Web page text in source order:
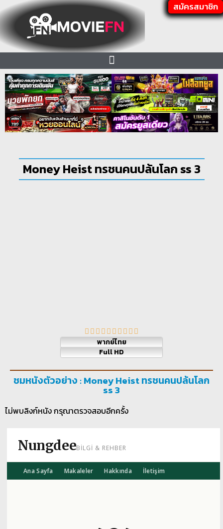
สมัครสมาชิก
Money Heist ทรชนคนปล้นโลก ss 3
พากย์ไทย
Full HD
ชมหนังตัวอย่าง : Money Heist ทรชนคนปล้นโลก
ss 3
ไม่พบลิงก์หนัง กรุณาตรวจสอบอีกครั้ง